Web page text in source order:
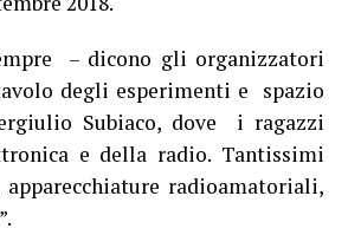
– dicono gli organizzatori
degli esperimenti e spazio
Subiaco, dove i ragazzi
e della radio. Tantissimi
radioamatoriali,